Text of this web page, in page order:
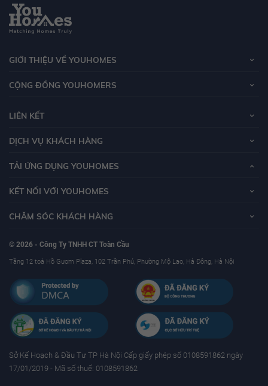
GIỚI THIỆU VỀ YOUHOMES
CỘNG ĐỒNG YOUHOMERS
LIÊN KẾT
DỊCH VỤ KHÁCH HÀNG
TẢI ỨNG DỤNG YOUHOMES
KẾT NỐI VỚI YOUHOMES
CHĂM SÓC KHÁCH HÀNG
© 2026 - Công Ty TNHH CT Toàn Cầu
Tầng 12 toà Hồ Gươm Plaza, 102 Trần Phú, Phường Mộ Lao, Hà Đông, Hà Nội
Sở Kế Hoạch & Ðầu Tư TP Hà Nội Cấp giấy phép số 0108591862 ngày
17/01/2019 - Mã số thuế: 0108591862